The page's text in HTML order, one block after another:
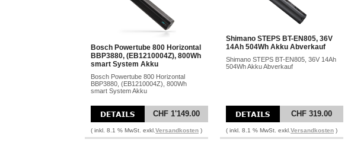
Bosch Powertube 800 Horizontal
BBP3880, (EB1210004Z), 800Wh
smart System Akku
Bosch Powertube 800 Horizontal
BBP3880, (EB1210004Z), 800Wh
smart System Akku
CHF 1'149.00
( inkl. 8.1 % MwSt. exkl. Versandkosten )
Shimano STEPS BT-EN805, 36V
14Ah 504Wh Akku Abverkauf
Shimano STEPS BT-EN805, 36V 14Ah
504Wh Akku Abverkauf
CHF 319.00
( inkl. 8.1 % MwSt. exkl. Versandkosten )